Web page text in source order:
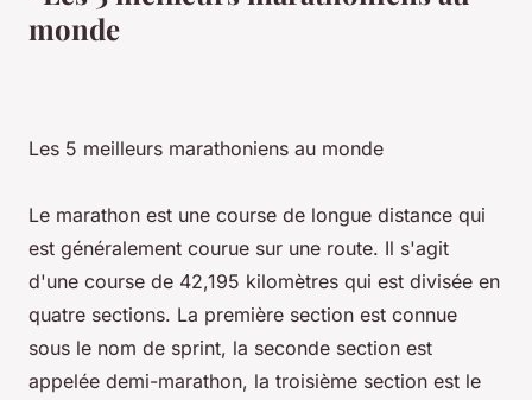
monde
Les 5 meilleurs marathoniens au monde
Le marathon est une course de longue distance qui
est généralement courue sur une route. Il s'agit
d'une course de 42,195 kilomètres qui est divisée en
quatre sections. La première section est connue
sous le nom de sprint, la seconde section est
appelée demi-marathon, la troisième section est le